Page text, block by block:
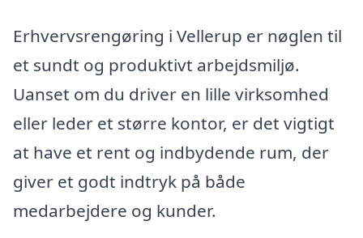
Erhvervsrengøring i Vellerup er nøglen til
et sundt og produktivt arbejdsmiljø.
Uanset om du driver en lille virksomhed
eller leder et større kontor, er det vigtigt
at have et rent og indbydende rum, der
giver et godt indtryk på både
medarbejdere og kunder.